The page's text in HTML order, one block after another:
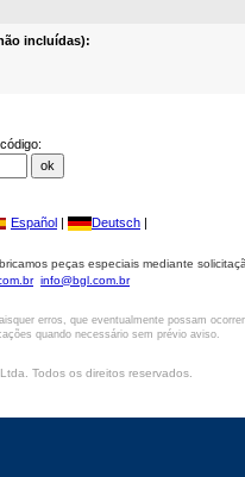
incluídas):
Español | Deutsch |
peças especiais mediante
info@bgl.com.br
erros, que eventualmente possam
quando necessário sem prévio aviso.
Todos os direitos reservados.